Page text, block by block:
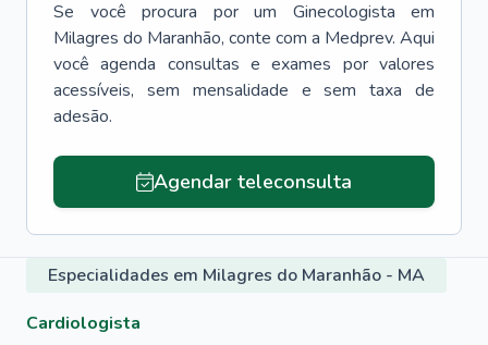
Se você procura por um Ginecologista
em
Milagres do Maranhão, conte com a Medprev. Aqui
você agenda consultas e exames por valores
acessíveis, sem mensalidade e sem taxa de
adesão.
Agendar teleconsulta
Especialidades em Milagres do Maranhão - MA
Cardiologista